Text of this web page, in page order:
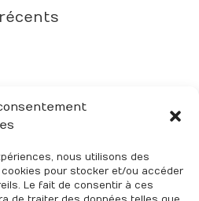
nous utilisons des
pour stocker et/ou accéder
Le fait de consentir à ces